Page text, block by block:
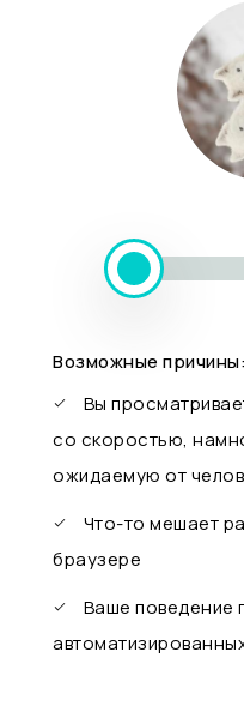
Возможные причины:
Вы
со скоростью,
ожидаемую от
Что-то мешает
браузере
Ваше поведение